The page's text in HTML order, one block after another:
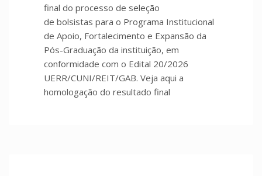
final do processo de seleção
de bolsistas para o Programa Institucional
de Apoio, Fortalecimento e Expansão da
Pós-Graduação da instituição, em
conformidade com o Edital 20/2026
UERR/CUNI/REIT/GAB. Veja aqui a
homologação do resultado final